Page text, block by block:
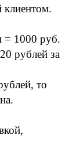
клиентом.
= 1000 руб.
рублей за
то